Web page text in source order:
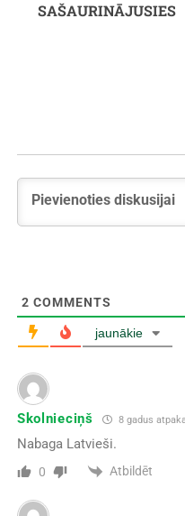
SAŠAURINĀJUSIES
2 COMMENTS
jaunākie
Skolnieciņš 8 gadus
Nabaga Latvieši.
0 Atbildēt